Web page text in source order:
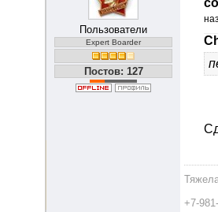
Пользователи
Expert Boarder
Постов: 127
+7-